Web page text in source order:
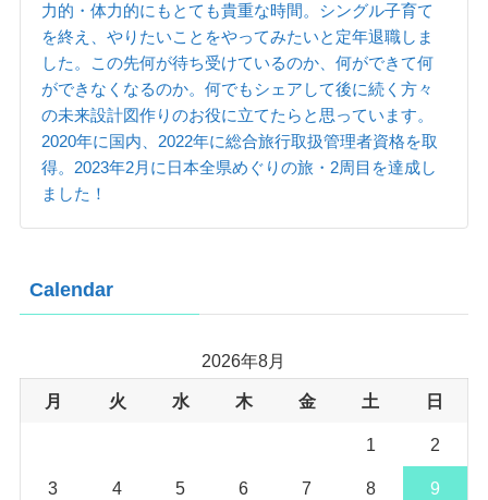
力的・体力的にもとても貴重な時間。シングル子育て
を終え、やりたいことをやってみたいと定年退職しま
した。この先何が待ち受けているのか、何ができて何
ができなくなるのか。何でもシェアして後に続く方々
の未来設計図作りのお役に立てたらと思っています。
2020年に国内、2022年に総合旅行取扱管理者資格を取
得。2023年2月に日本全県めぐりの旅・2周目を達成し
ました！
Calendar
2026年8月
月 火 水 木 金 土 日
1 2
3 4 5 6 7 8 9